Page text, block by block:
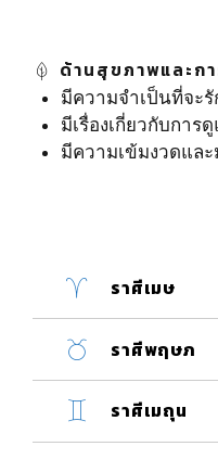
ด้านสุขภาพและก
มีความจำเป็นที่จะ
มีเรื่องเกี่ยวกับการ
มีความเข้มงวดแล
ราศีเมษ
ราศีพฤษภ
ราศีเมถุน